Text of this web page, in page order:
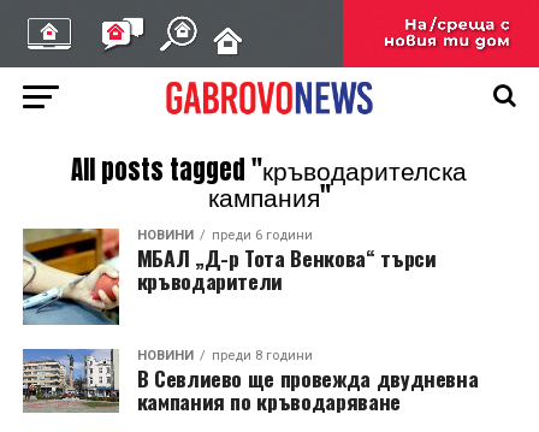
All posts tagged "кръводарителска
кампания"
НОВИНИ преди 6 години
МБАЛ „Д-р Тота Венкова“ търси
кръводарители
НОВИНИ преди 8 години
В Севлиево ще провежда двудневна
кампания по кръводаряване